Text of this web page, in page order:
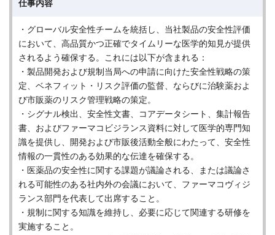
仕事内容
・グローバル安全性チームを統括し、当社製品の安全性評価
において、高品質かつ正確でタイムリーな医学的知見が提供
されるよう確保する。これには以下が含まれる：
・製品開発および規制当局への申請に向けた安全性戦略の策
定、ベネフィット・リスク評価の監督、ならびに治験薬およ
び市販薬のリスク管理戦略の策定。
・シグナル検出、安全性文書、コアデータシート、集計報告
書、およびファーマコビジランス資料に対して医学的専門知
識を提供し、開発および市販後活動全般にわたって、安全性
情報の一貫性のある効果的な伝達を確保する。
・医薬品の安全性に関する課題が議論される、または議論さ
れる可能性のある社内外の会議において、ファーマコヴィジ
ランス部門を代表して出席すること。
・規制に関する知識を維持し、必要に応じて関連する研修を
実施すること。